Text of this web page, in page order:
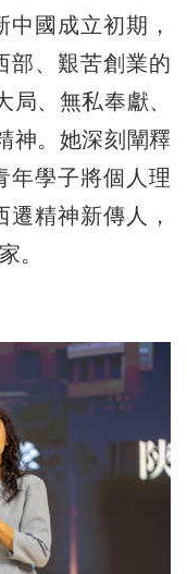
國成立初期，
部、艱苦創業的
局、無私奉獻、
神。她深刻闡釋
年學子將個人理
精神新傳人，
。